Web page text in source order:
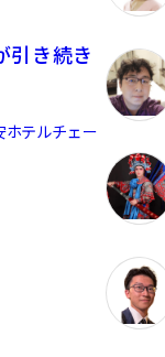
引き続き
ホテルチェー